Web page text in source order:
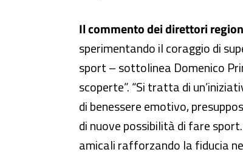
Il commento dei direttori
sperimentando il coraggio di
sport – sottolinea Domenico
scoperte”. “Si tratta di
di benessere emotivo,
di nuove possibilità di fare
amicali rafforzando la fiducia